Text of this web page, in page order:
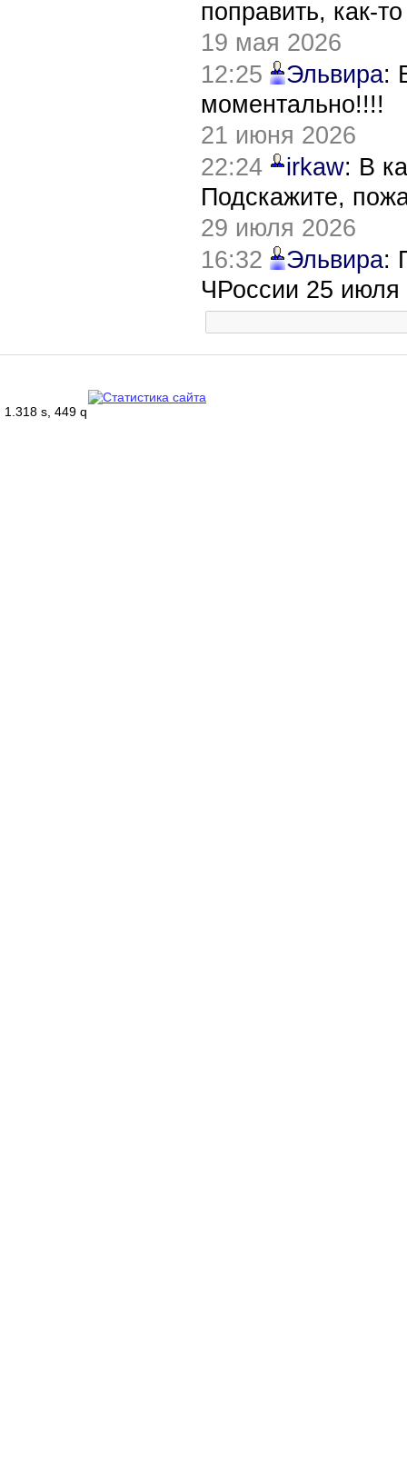
поправить, как-
19 мая 2026
12:25
Эльвира:
моментально!!!!
21 июня 2026
22:24
irkaw: В
Подскажите,
29 июля 2026
16:32
Эльвира:
ЧРоссии 25 июля
1.318 s, 449 q